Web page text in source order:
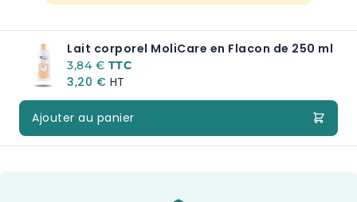
Lait corporel MoliCare en Flacon de 250 ml
3,84 €
3,20 €
Ajouter au panier